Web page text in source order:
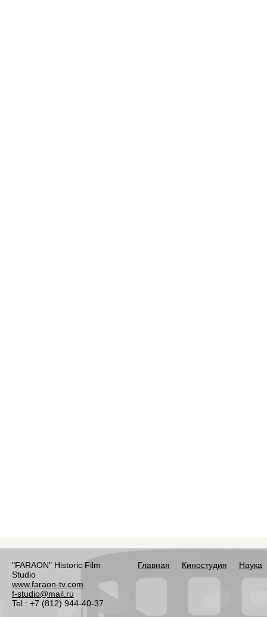
"FARAON" Historic Film
Studio
www.faraon-tv.com
f-studio@mail.ru
Tel.: +7 (812) 944-40-37
Главная Киностудия Наука